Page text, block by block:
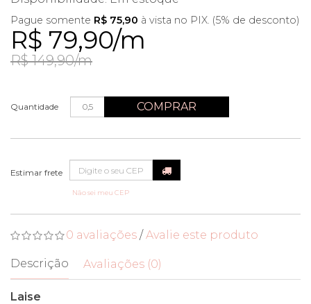
R$ 79,90/m
R$ 149,90/m
Pague somente R$ 75,90 à vista no PIX. (5% de desconto)
Quantidade COMPRAR
Não sei meu CEP
0 avaliações /Avalie este produto
Descrição Avaliações (0)
Laise